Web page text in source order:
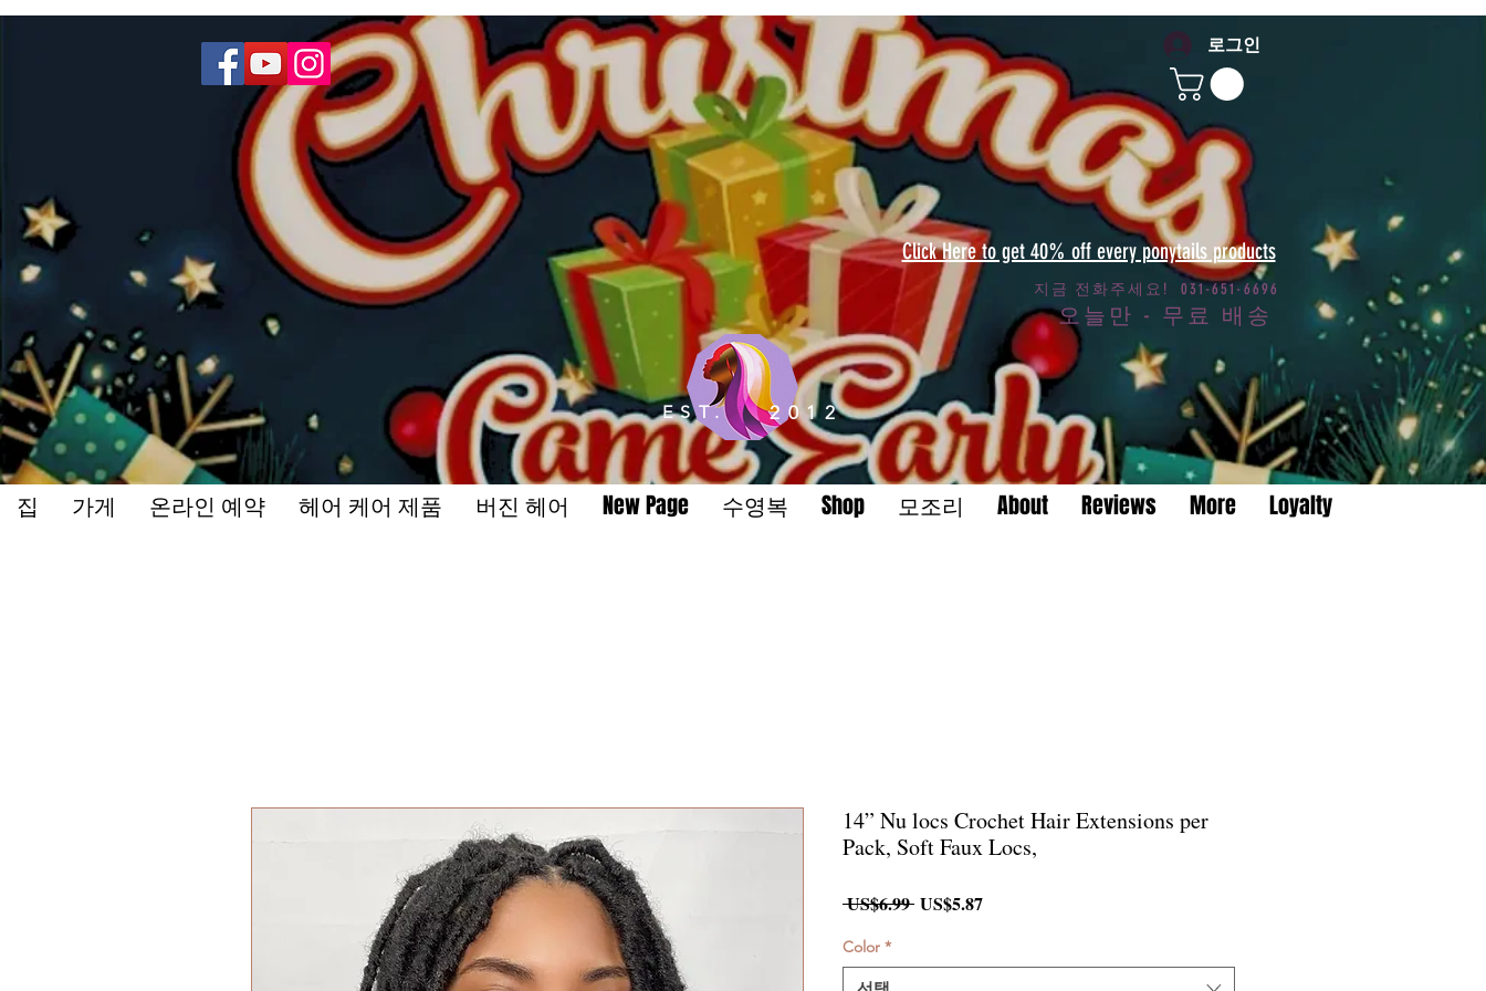
로그인
Click Here to get 40% off every ponytails products
지금 전화주세요! 031-651-6696
EST. 2012
오늘만 - 무료 배송
집 가게 온라인 예약 헤어 케어 제품 버진 헤어 New Page 수영복 Shop 모조리 About Reviews More Loyalty
14” Nu locs Crochet Hair Extensions per
Pack, Soft Faux Locs,
US$6.99 일US$5.87할
Color *